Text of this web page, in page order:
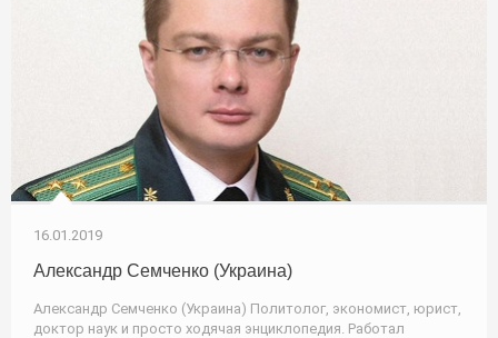
16.01.2019
Александр Семченко (Украина)
Александр Семченко (Украина) Политолог, экономист, юрист,
доктор наук и просто ходячая энциклопедия. Работал